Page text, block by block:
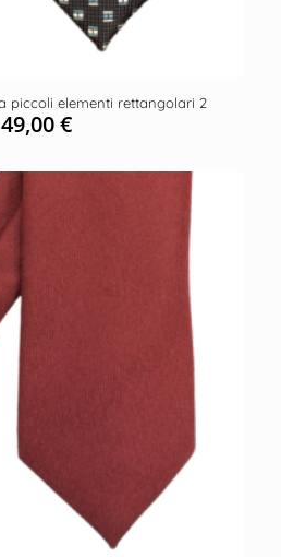
piccoli elementi rettangolari 2
49,00€